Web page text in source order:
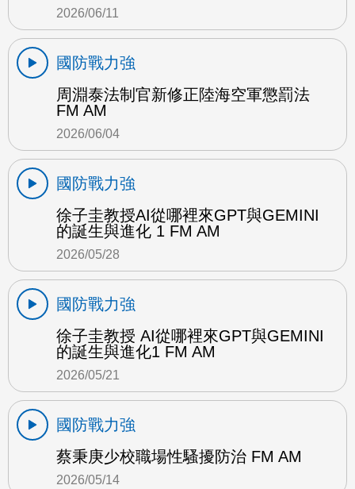
2026/06/11
國防戰力強
周淵泰法制官新修正陸海空軍懲罰法
FM AM
2026/06/04
國防戰力強
徐子圭教授AI從哪裡來GPT與GEMINI
的誕生與進化 1 FM AM
2026/05/28
國防戰力強
徐子圭教授 AI從哪裡來GPT與GEMINI
的誕生與進化1 FM AM
2026/05/21
國防戰力強
蔡秉庚少校職場性騷擾防治 FM AM
2026/05/14